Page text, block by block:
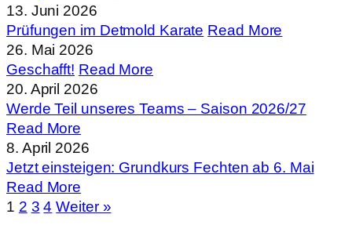
13. Juni 2026
Prüfungen im Detmold Karate Read More
26. Mai 2026
Geschafft! Read More
20. April 2026
Werde Teil unseres Teams – Saison 2026/27
Read More
8. April 2026
Jetzt einsteigen: Grundkurs Fechten ab 6. Mai
Read More
1 2 3 4 Weiter »